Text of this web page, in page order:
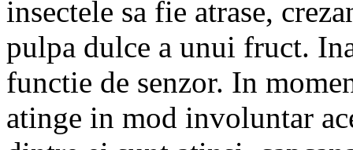
insectele sa fie atrase,
pulpa dulce a unui fruct.
functie de senzor. In
atinge in mod involuntar